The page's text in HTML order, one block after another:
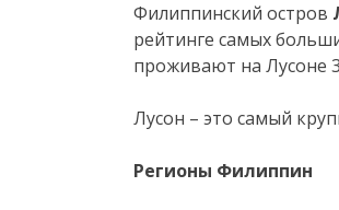
Филиппинский остров
рейтинге самых
проживают на Лусоне
Лусон – это самый
Регионы Филиппин